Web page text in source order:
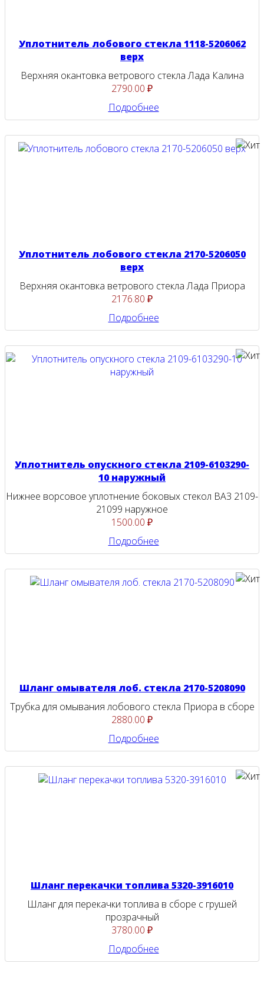
Уплотнитель лобового стекла 1118-5206062
верх
Верхняя окантовка ветрового стекла Лада Калина
2790.00 ₽
Подробнее
Уплотнитель лобового стекла 2170-5206050
верх
Верхняя окантовка ветрового стекла Лада Приора
2176.80 ₽
Подробнее
Уплотнитель опускного стекла 2109-6103290-
10 наружный
Нижнее ворсовое уплотнение боковых стекол ВАЗ 2109-
21099 наружное
1500.00 ₽
Подробнее
Шланг омывателя лоб. стекла 2170-5208090
Трубка для омывания лобового стекла Приора в сборе
2880.00 ₽
Подробнее
Шланг перекачки топлива 5320-3916010
Шланг для перекачки топлива в сборе с грушей
прозрачный
3780.00 ₽
Подробнее